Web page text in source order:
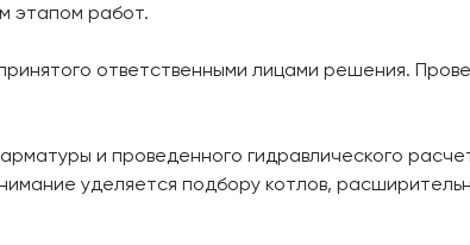
этапом работ.
ответственными лицами решения.
и проведенного гидравлического
уделяется подбору котлов,